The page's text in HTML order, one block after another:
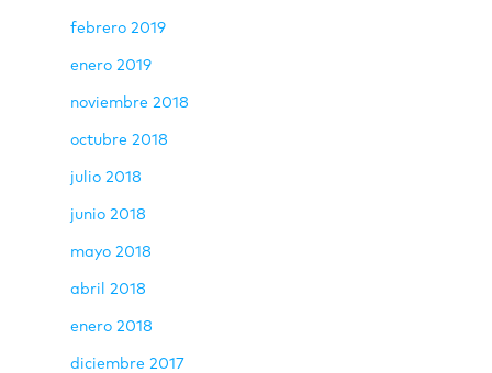
febrero 2019
enero 2019
noviembre 2018
octubre 2018
julio 2018
junio 2018
mayo 2018
abril 2018
enero 2018
diciembre 2017